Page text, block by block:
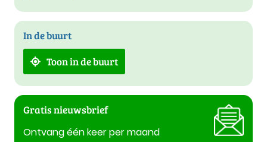
In de buurt
Toon in de buurt
Gratis nieuwsbrief
Ontvang één keer per maand